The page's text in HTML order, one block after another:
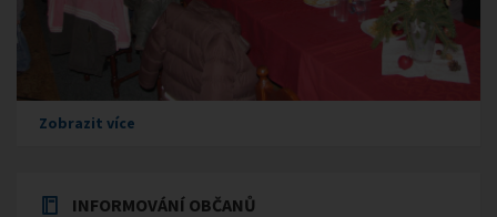
Zobrazit více
INFORMOVÁNÍ OBČANŮ